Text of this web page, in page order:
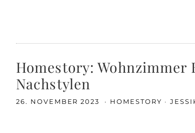
Homestory:
Nachstylen
26. NOVEMBER 2023 HOMESTORY